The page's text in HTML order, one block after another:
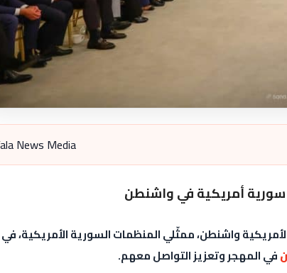
News Media
أمريكية في واشنطن
واشنطن، ممثّليالمنظمات السورية الأمريكية، في
في المهجر وتعزيز التواصل معهم.